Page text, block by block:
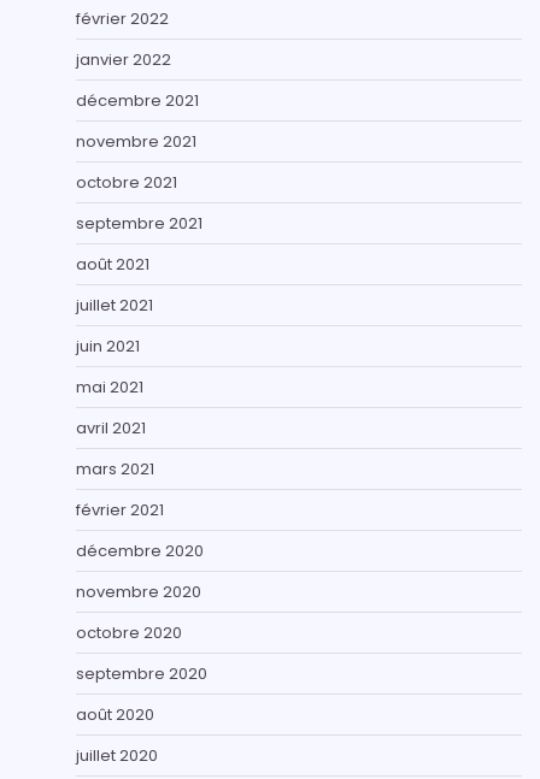
février 2022
janvier 2022
décembre 2021
novembre 2021
octobre 2021
septembre 2021
août 2021
juillet 2021
juin 2021
mai 2021
avril 2021
mars 2021
février 2021
décembre 2020
novembre 2020
octobre 2020
septembre 2020
août 2020
juillet 2020